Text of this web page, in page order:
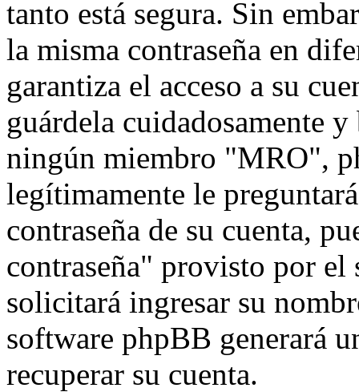
tanto está segura. Sin
la misma contraseña en
garantiza el acceso a su
guárdela cuidadosamente
ningún miembro "MRO",
legítimamente le
contraseña de su cuenta,
contraseña" provisto por
solicitará ingresar su
software phpBB generará
recuperar su cuenta.